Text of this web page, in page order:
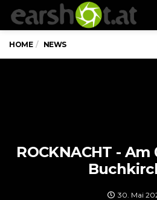
HOME NEWS
ROCKNACHT -
30. Mai